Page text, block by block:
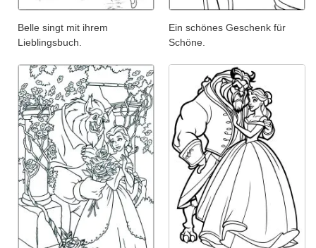
Belle singt mit ihrem
Lieblingsbuch.
Ein schönes Geschenk für
Schöne.